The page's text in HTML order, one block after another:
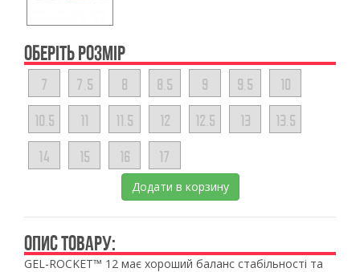
ОБЕРІТЬ РОЗМІР
7 7.5 8 8.5 9 9.5 10
10.5 11 11.5 12 12.5 13 13.5
14 15 16 17
Додати в корзину
ОПИС ТОВАРУ:
GEL-ROCKET™ 12 має хороший баланс стабільності та